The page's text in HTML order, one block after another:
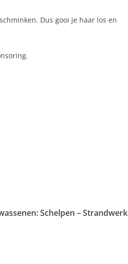
Dus gooi je haar los en
Schelpen – Strandwerk